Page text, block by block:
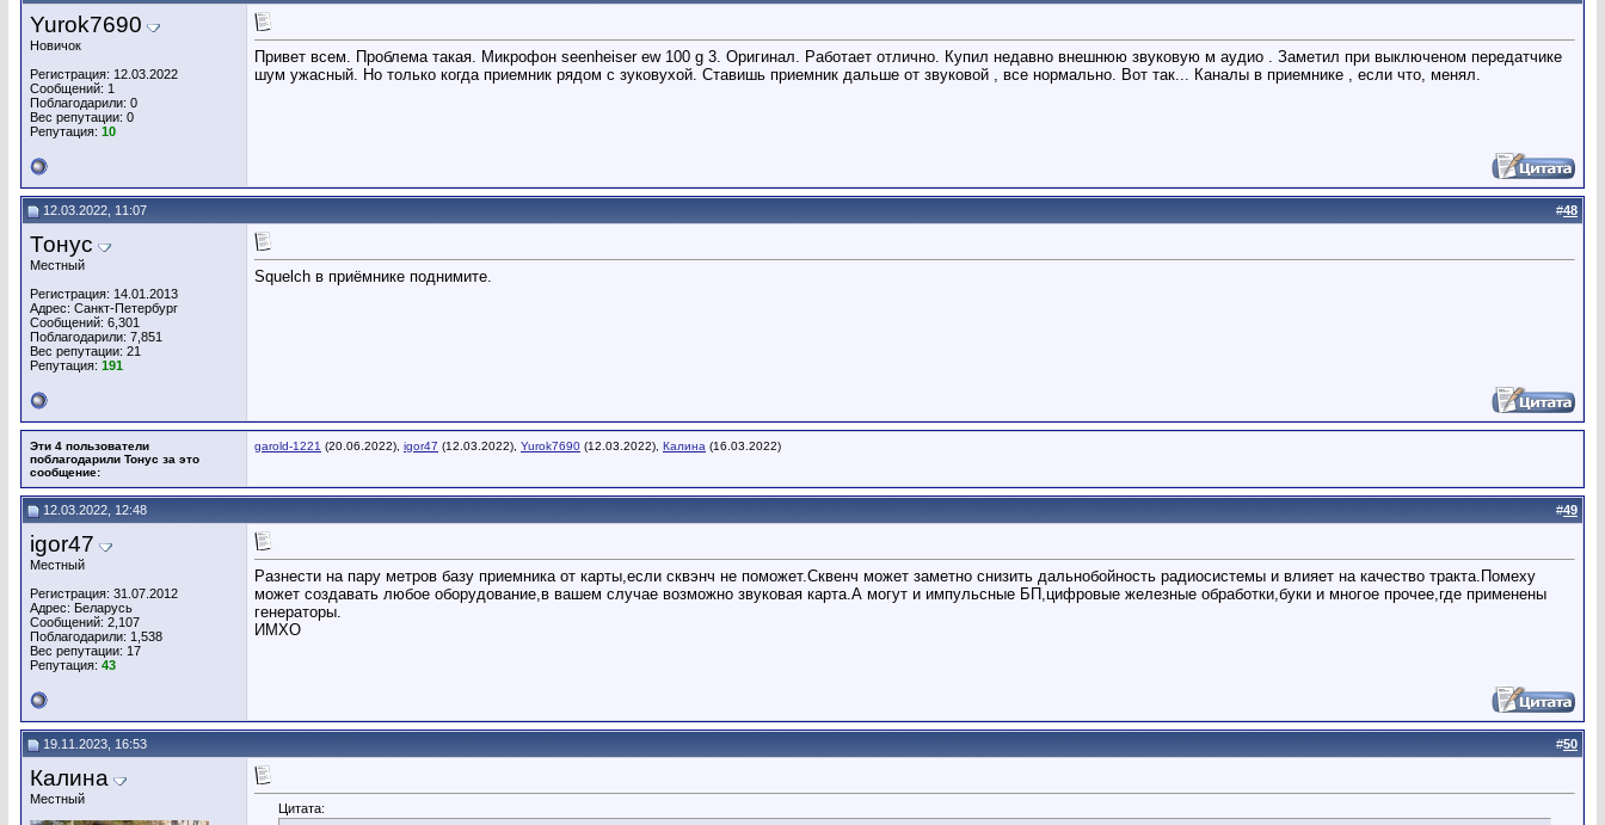
Yurok7690
Новичок
Регистрация: 12.03.2022
Сообщений: 1
Поблагодарили: 0
Вес репутации: 0
Репутация: 10
Привет всем. Проблема такая. Микрофон seenheiser ew 100 g 3. Оригинал. Работает отлично. Купил недавно внешнюю звуковую м аудио . Заметил при выключеном передатчике
шум ужасный. Но только когда приемник рядом с зуковухой. Ставишь приемник дальше от звуковой , все нормально. Вот так... Каналы в приемнике , если что, менял.
12.03.2022, 11:07 #48
Тонус
Местный
Регистрация: 14.01.2013
Адрес: Санкт-Петербург
Сообщений: 6,301
Поблагодарили: 7,851
Вес репутации: 21
Репутация: 191
Squelch в приёмнике поднимите.
Эти 4 пользователи
поблагодарили Тонус за это
сообщение:
garold-1221 (20.06.2022), igor47 (12.03.2022), Yurok7690 (12.03.2022), Калина (16.03.2022)
12.03.2022, 12:48 #49
igor47
Местный
Регистрация: 31.07.2012
Адрес: Беларусь
Сообщений: 2,107
Поблагодарили: 1,538
Вес репутации: 17
Репутация: 43
Разнести на пару метров базу приемника от карты,если сквэнч не поможет.Сквенч может заметно снизить дальнобойность радиосистемы и влияет на качество тракта.Помеху
может создавать любое оборудование,в вашем случае возможно звуковая карта.А могут и импульсные БП,цифровые железные обработки,буки и многое прочее,где применены
генераторы.
ИМХО
19.11.2023, 16:53 #50
Калина
Местный
Цитата: